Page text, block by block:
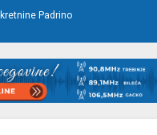
Padrino